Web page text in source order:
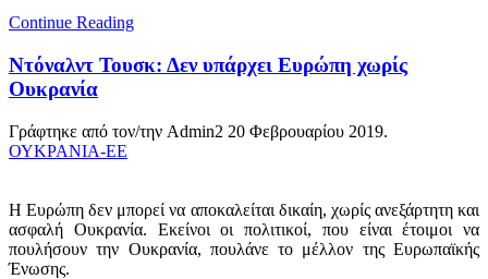
Continue Reading
Ντόναλντ Τουσκ: Δεν υπάρχει Ευρώπη χωρίς
Ουκρανία
Γράφτηκε από τον/την Admin2 20 Φεβρουαρίου 2019.
ΟΥΚΡΑΝΙΑ-ΕΕ
Η Ευρώπη δεν μπορεί να αποκαλείται δικαίη, χωρίς ανεξάρτητη και
ασφαλή Ουκρανία. Εκείνοι οι πολιτικοί, που είναι έτοιμοι να
πουλήσουν την Ουκρανία, πουλάνε το μέλλον της Ευρωπαϊκής
Ένωσης.